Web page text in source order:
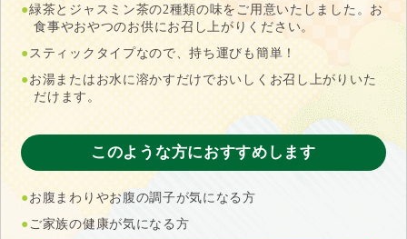
●緑茶とジャスミン茶の2種類の味をご用意いたしました。お
食事やおやつのお供にお召し上がりください。
●スティックタイプなので、持ち運びも簡単！
●お湯またはお水に溶かすだけでおいしくお召し上がりいた
だけます。
このような方におすすめします
●お腹まわりやお腹の調子が気になる方
● ご家族の健康が気になる方